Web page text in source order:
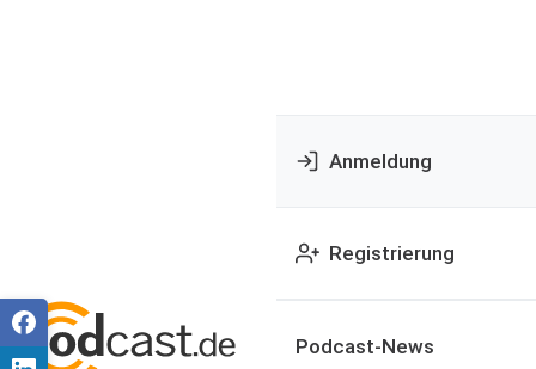
Anmeldung
Registrierung
Podcast-News